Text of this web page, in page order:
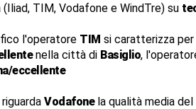
TIM, Vodafone e WindTre) su
l'operatore TIM si caratterizza per
nella città di Basiglio,
eccellente
Vodafonela qualità media